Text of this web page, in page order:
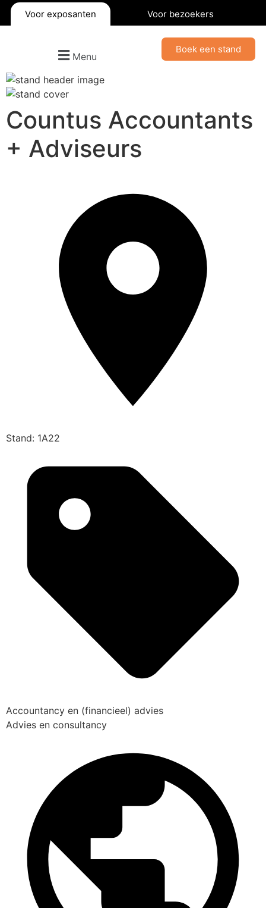
Voor exposanten Voor bezoekers
Menu
Boek een stand
Countus Accountants
+ Adviseurs
Stand: 1A22
Accountancy en (financieel) advies
Advies en consultancy